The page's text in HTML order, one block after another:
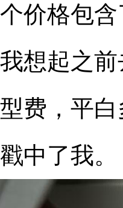
价格包
想起之
费，平
中了我。